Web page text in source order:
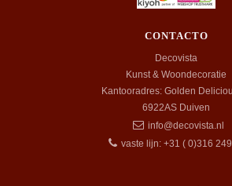
CONTACTO
Decovista
Kunst & Woondecoratie
Kantooradres: Golden
6922AS Duiven
info@decovista.nl
vaste lijn: +31 ( 0)316